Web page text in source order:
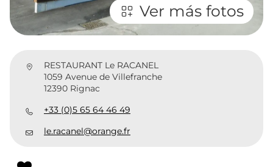
Ver más fotos
RESTAURANT Le RACANEL
1059 Avenue de Villefranche
12390 Rignac
+33 (0)5 65 64 46 49
le.racanel@orange.fr